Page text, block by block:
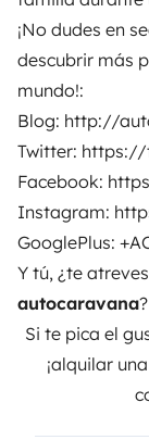
¡No dudes en
descubrir más
mundo!:
Blog: http://
Twitter: https://
Facebook:
Instagram:
GooglePlus:
Y tú, ¿te
autocaravana?
Si te pica el
¡alquilar